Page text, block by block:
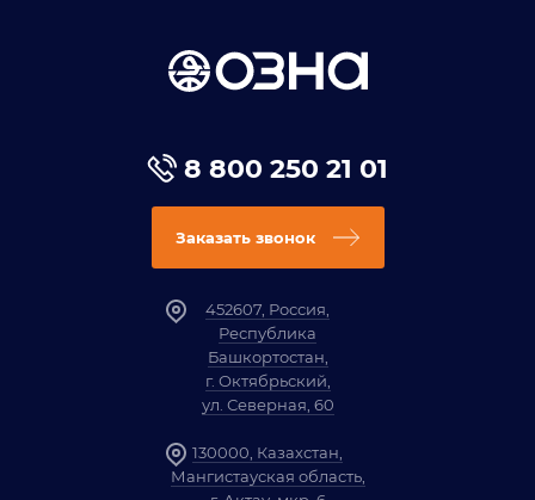
8 800 250 21 01
Заказать звонок
452607, Россия,
Республика
Башкортостан,
г. Октябрьский,
ул. Северная, 60
130000, Казахстан,
Мангистауская область,